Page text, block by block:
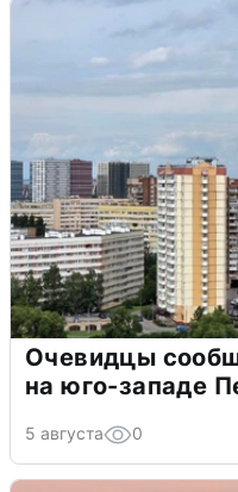
Очевидцы
на юго-западе
5 августа 0